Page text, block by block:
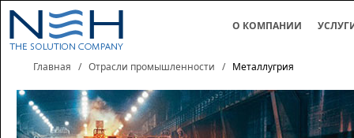
О КОМПАНИИ
Главная / Отрасли промышленности / Металлугрия